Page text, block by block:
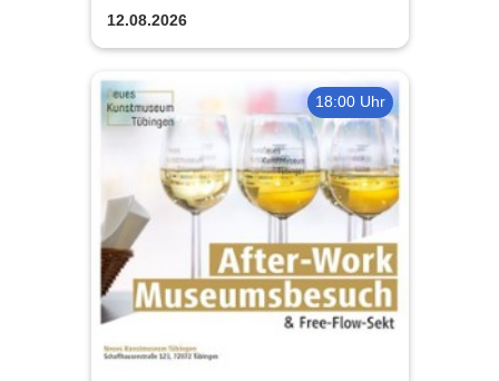
12.08.2026
18:00 Uhr